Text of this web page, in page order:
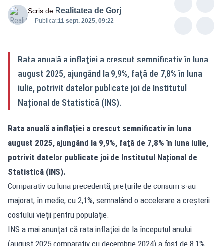
Scris de Realitatea de Gorj
Publicat:11 sept. 2025, 09:22
Rata anuală a inflaţiei a crescut semnificativ în luna
august 2025, ajungând la 9,9%, faţă de 7,8% în luna
iulie, potrivit datelor publicate joi de Institutul
Național de Statistică (INS).
Rata anuală a inflaţiei a crescut semnificativ în luna
august 2025, ajungând la 9,9%, faţă de 7,8% în luna iulie,
potrivit datelor publicate joi de Institutul Național de
Statistică (INS).
Comparativ cu luna precedentă, preţurile de consum s-au
majorat, în medie, cu 2,1%, semnalând o accelerare a creșterii
costului vieții pentru populație.
INS a mai anunţat că rata inflaţiei de la începutul anului
(august 2025 comparativ cu decembrie 2024) a fost de 8,1%.